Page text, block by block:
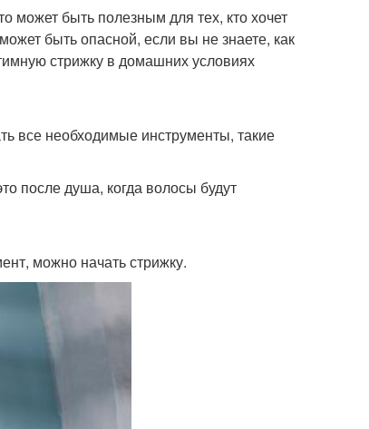
может быть полезным для тех, кто хочет
быть опасной, если вы не знаете, как
стрижку в домашних условиях
все необходимые инструменты, такие
после душа, когда волосы будут
можно начать стрижку.